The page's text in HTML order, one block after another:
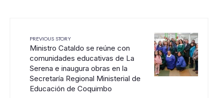
PREVIOUS STORY
Ministro Cataldo se reúne con
comunidades educativas de La
Serena e inaugura obras en la
Secretaría Regional Ministerial de
Educación de Coquimbo